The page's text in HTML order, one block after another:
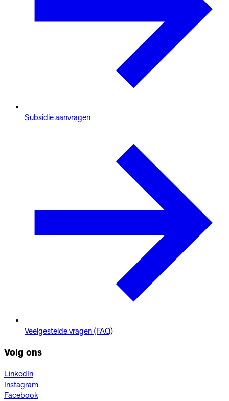
Subsidie aanvragen
Veelgestelde vragen (FAQ)
Volg ons
LinkedIn
Instagram
Facebook